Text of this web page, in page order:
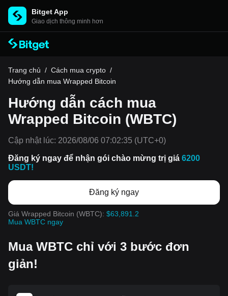
Bitget App
Giao dịch thông minh hơn
Trang chủ / Cách mua crypto /
Hướng dẫn mua Wrapped Bitcoin
Hướng dẫn cách mua
Wrapped Bitcoin (WBTC)
Cập nhật lúc: 2026/08/06 07:02:35 (UTC+0)
Đăng ký ngay để nhận gói chào mừng trị giá 6200
USDT!
Đăng ký ngay
Giá Wrapped Bitcoin (WBTC): $63,891.2
Mua WBTC ngay
Mua WBTC chỉ với 3 bước đơn
giản!